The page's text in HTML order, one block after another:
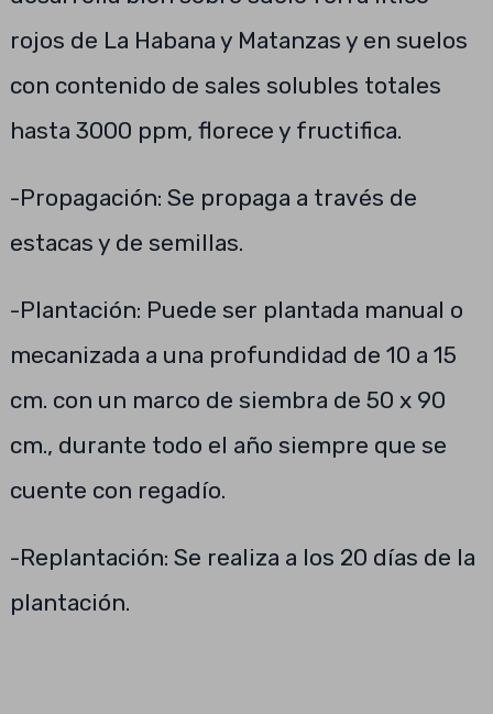
rojos de La Habana y Matanzas y en suelos
con contenido de sales solubles totales
hasta 3000 ppm, florece y fructifica.
-Propagación: Se propaga a través de
estacas y de semillas.
-Plantación: Puede ser plantada manual o
mecanizada a una profundidad de 10 a 15
cm. con un marco de siembra de 50 x 90
cm., durante todo el año siempre que se
cuente con regadío.
-Replantación: Se realiza a los 20 días de la
plantación.